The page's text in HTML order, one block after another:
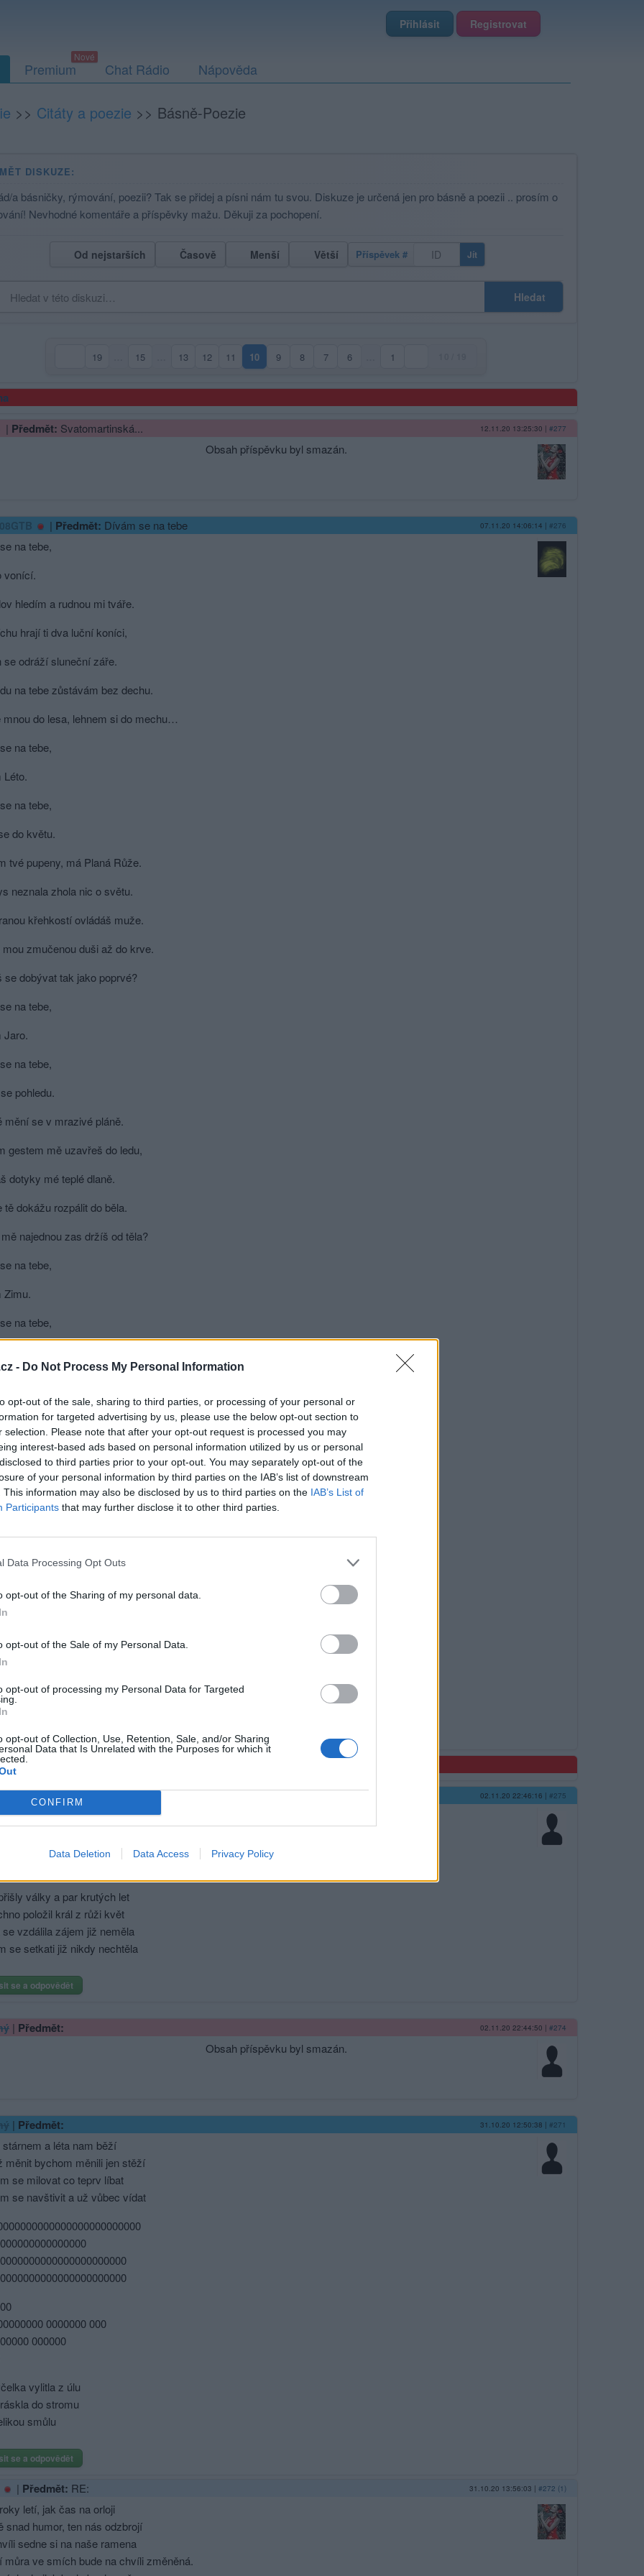
- Do Not Process My Personal Information
opt-out of the sale, sharing to third parties, or processing of your personal or
for targeted advertising by us, please use the below opt-out section to
selection. Please note that after your opt-out request is processed you may
interest-based ads based on personal information utilized by us or personal
to third parties prior to your opt-out. You may separately opt-out of the
of your personal information by third parties on the IAB’s list of downstream
This information may also be disclosed by us to third parties on the IAB’s List of
Participants that may further disclose it to other third parties.
Data Processing Opt Outs
opt-out of the Sharing of my personal data.
opt-out of the Sale of my Personal Data.
opt-out of processing my Personal Data for Targeted
opt-out of Collection, Use, Retention, Sale, and/or Sharing
Data that Is Unrelated with the Purposes for which it
CONFIRM
Data Deletion Data Access Privacy Policy
Přihlásit Registrovat
Premium Chat Rádio Nápověda
>> Citáty a poezie >> Básně-Poezie
DISKUZE:
a básničky, rýmování, poezii? Tak se přidej a písni nám tu svou. Diskuze je určená jen pro básně a poezii .. prosím o
Nevhodné komentáře a příspěvky mažu. Děkuji za pochopení.
Od nejstarších Časově Menší Větší Příspěvek # Jít
Hledat
19 15 13 12 11 10(aktuální strana)
9 8 7 6 1
| Předmět: Svatomartinská... 12.11.20 13:25:30 | #277
Obsah příspěvku byl smazán.
| Předmět: Dívám se na tebe 07.11.20 14:06:14 | #276
na tebe,
vonící.
hledím a rudnou mi tváře.
hrají ti dva luční koníci,
se odráží sluneční záře.
na tebe zůstávám bez dechu.
mnou do lesa, lehnem si do mechu…
na tebe,
Léto.
na tebe,
do květu.
tvé pupeny, má Planá Růže.
neznala zhola nic o světu.
křehkostí ovládáš muže.
zmučenou duši až do krve.
se dobývat tak jako poprvé?
na tebe,
Jaro.
na tebe,
pohledu.
mění se v mrazivé pláně.
gestem mě uzavřeš do ledu,
dotyky mé teplé dlaně.
tě dokážu rozpálit do běla.
najednou zas držíš od těla?
na tebe,
Zimu.
na tebe,
korunou, tvé plody zavoní,
hojnosti, pružná a zralá.
však zpustím jen na chvíli z očí,
nám přes plot pro jablka skočí?
vášeň, či pohled, co zebe.
co zřím, zřím to, co miluji.
naposled,
se a odpovědět
|Předmět:pohádka 02.11.20 22:46:16 | #275
a ona kněžna
svojí oslnila jeho svět
války a par krutých let
položil král z růži květ
vzdálila zájem již neměla
se setkati již nikdy nechtěla
se a odpovědět
| Předmět: 02.11.20 22:44:50 | #274
Obsah příspěvku byl smazán.
| Předmět: 31.10.20 12:50:38 | #271
stárnem a léta nam běží
měnit bychom měnili jen stěží
se milovat co teprv líbat
se navštivit a už vůbec vídat
0000000 000
000000
vylitla z úlu
do stromu
smůlu
se a odpovědět
| Předmět: RE: 31.10.20 13:56:03 | #272 (1)
letí, jak čas na orloji
snad humor, ten nás odzbrojí
sedne si na naše ramena
můra ve smích bude na chvíli změněná.